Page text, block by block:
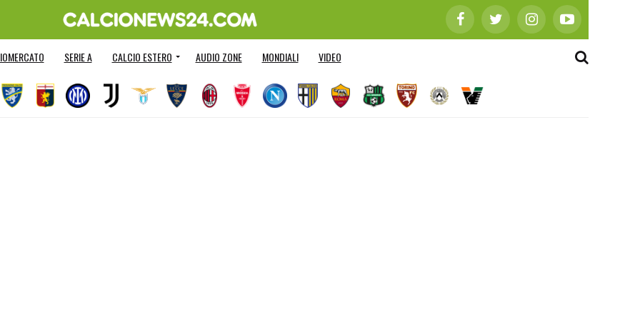
SERIE A CALCIO ESTERO AUDIO ZONE MONDIALI VIDEO